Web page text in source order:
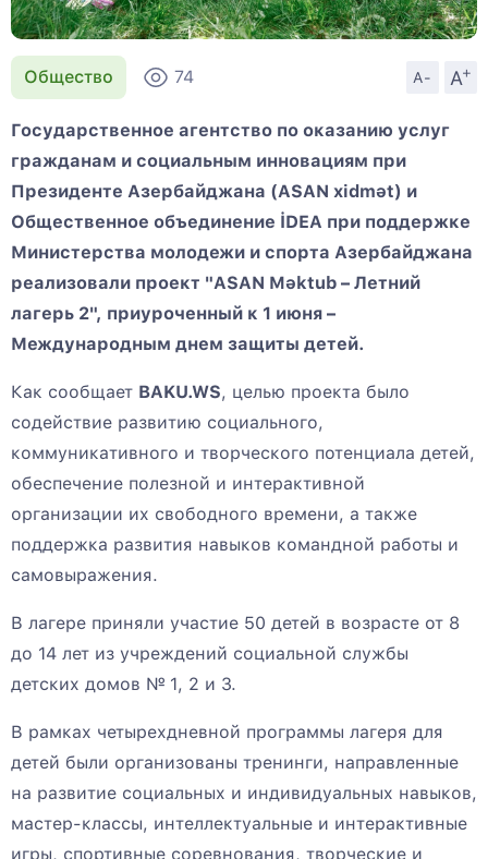
Общество 74 A- A
+
Государственное агентство по оказанию услуг
гражданам и социальным инновациям при
Президенте Азербайджана (ASAN xidmət) и
Общественное объединение İDEA при поддержке
Министерства молодежи и спорта Азербайджана
реализовали проект "ASAN Məktub – Летний
лагерь 2", приуроченный к 1 июня –
Международным днем ​​защиты детей.
Как сообщает BAKU.WS, целью проекта было
содействие развитию социального,
коммуникативного и творческого потенциала детей,
обеспечение полезной и интерактивной
организации их свободного времени, а также
поддержка развития навыков командной работы и
самовыражения.
В лагере приняли участие 50 детей в возрасте от 8
до 14 лет из учреждений социальной службы
детских домов № 1, 2 и 3.
В рамках четырехдневной программы лагеря для
детей были организованы тренинги, направленные
на развитие социальных и индивидуальных навыков,
мастер-классы, интеллектуальные и интерактивные
игры, спортивные соревнования, творческие и